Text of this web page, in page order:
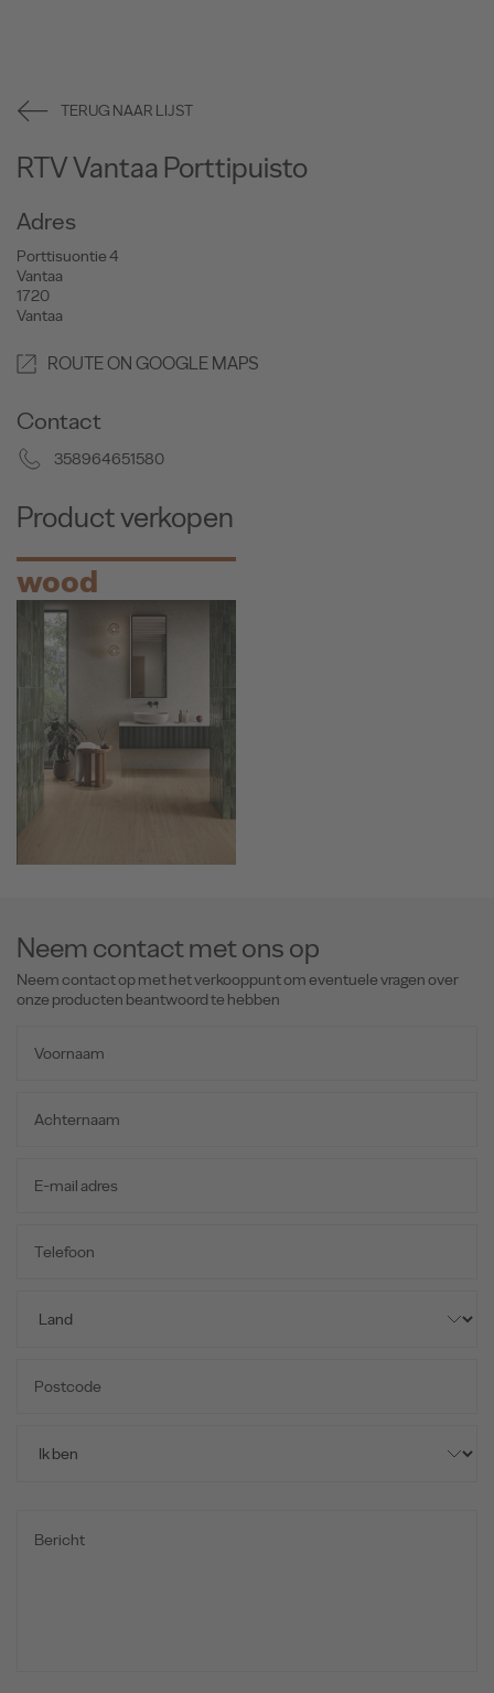
TERUG NAAR LIJST
RTV Vantaa Porttipuisto
Adres
Porttisuontie 4
Vantaa
1720
Vantaa
ROUTE ON GOOGLE MAPS
Contact
358964651580
Product verkopen
wood
Neem contact met ons op
Neem contact op met het verkooppunt om eventuele vragen over
onze producten beantwoord te hebben